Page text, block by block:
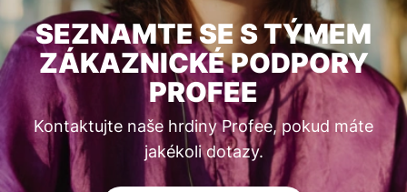
SEZNAMTE SE S TÝMEM
ZÁKAZNICKÉ PODPORY
PROFEE
Kontaktujte naše hrdiny Profee, pokud máte
jakékoli dotazy.